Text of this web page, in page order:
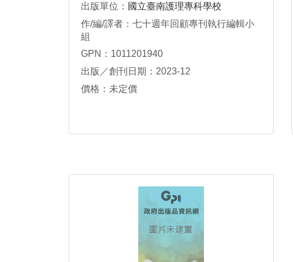
出版單位： 國立臺南護理專科學校
作/編/譯者：七十週年回顧專刊執行編輯小
組
GPN：1011201940
出版／創刊日期：2023-12
價格：未定價